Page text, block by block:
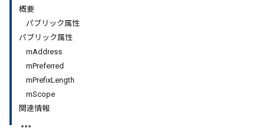
概要
パブリック属性
パブリック属性
mAddress
mPreferred
mPrefixLength
mScope
関連情報